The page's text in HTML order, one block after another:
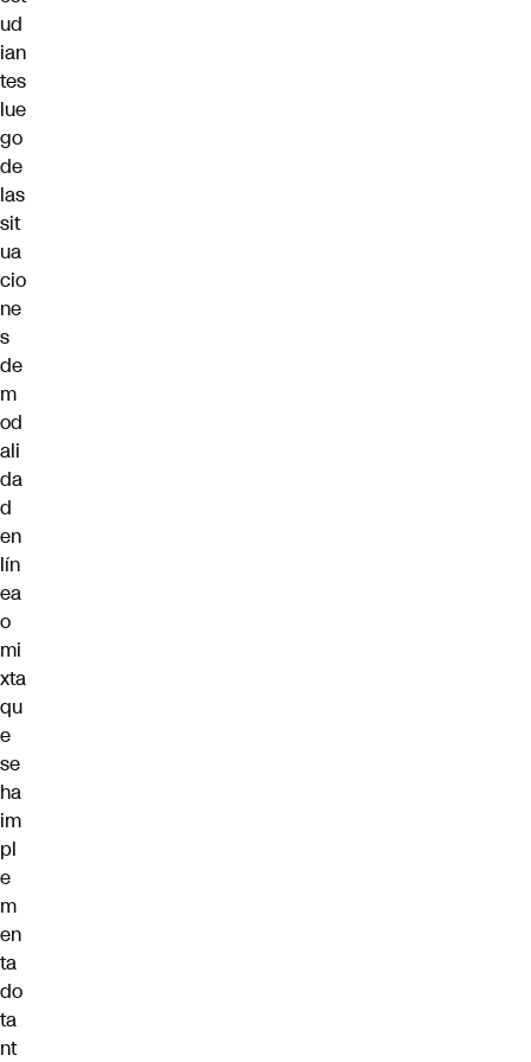
ud
ian
tes
lue
go
de
las
sit
ua
cio
ne
s
de
m
od
ali
da
d
en
lín
ea
o
mi
xta
qu
e
se
ha
im
pl
e
m
en
ta
do
ta
nt